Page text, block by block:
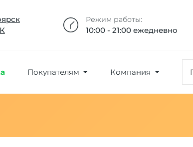
Режим работы:
10:00 - 21:00 ежедневно
Покупателям Компания
максимальное кол-во товара